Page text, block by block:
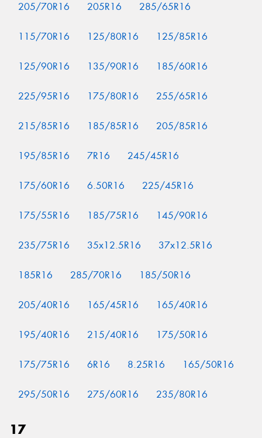
205/70R16 205R16 285/65R16
115/70R16 125/80R16 125/85R16
125/90R16 135/90R16 185/60R16
225/95R16 175/80R16 255/65R16
215/85R16 185/85R16 205/85R16
195/85R16 7R16 245/45R16
175/60R16 6.50R16 225/45R16
175/55R16 185/75R16 145/90R16
235/75R16 35x12.5R16 37x12.5R16
185R16 285/70R16 185/50R16
205/40R16 165/45R16 165/40R16
195/40R16 215/40R16 175/50R16
175/75R16 6R16 8.25R16 165/50R16
295/50R16 275/60R16 235/80R16
17